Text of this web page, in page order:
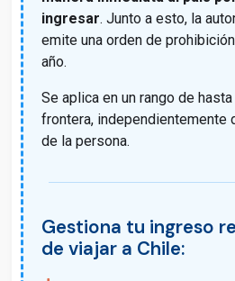
ingresar. Junto a esto, la
emite una orden de
año.
Se aplica en un rango de
frontera, independientemente
de la persona.
Gestiona tu ingreso
de viajar a Chile: